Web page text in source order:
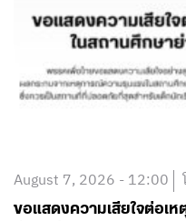
August 7, 2026 - 12:00
ขอแสดงความเสียใจต่อเ